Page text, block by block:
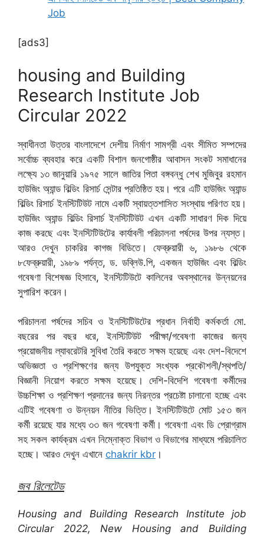
Job
[ads3]
housing and Building
Research Institute Job
Circular 2022
স্বাধীনতা উত্তর বাংলাদেশে দেশীয় নির্মাণ সামগ্রী এবং সীমিত সম্পদের
সর্বোচ্চ ব্যবহার করে একটি বিশাল জনগোষ্ঠীর আবাসন সংকট সমাধানের
লক্ষ্যে ১৩ জানুয়ারি ১৯৭৫ সালে জাতির পিতা বঙ্গবন্ধু শেখ মুজিবুর রহমান
হাউজিং অ্যান্ড বিল্ডিং রিসার্চ সেন্টার প্রতিষ্ঠিত হয়। পরে এটি হাউজিং অ্যান্ড
বিল্ডিং রিসার্চ ইনস্টিটিউট নামে একটি স্বায়ত্তশাসিত সংস্থায় পরিণত হয়।
হাউজিং অ্যান্ড বিল্ডিং রিসার্চ ইনস্টিটিউট এখন একটি সাধারণ দিক দিয়ে
কাজ করছে এবং ইনস্টিটিউটের কার্যাবলী পরিচালনা পর্ষদের উপর ন্যস্ত।
আরও দেখুন চাকরির কাগজ বিডিতে। ফেব্রুয়ারী ৬, ১৯৮৬ থেকে
৮ফেব্রুয়ারী, ১৯৮৯ পর্যন্ত, ড. ডব্লিউ.পি, একজন হাউজিং এবং বিল্ডিং
গবেষণা বিশেষজ্ঞ হিসাবে, ইনস্টিটিউটে কালিনের অবস্থানের উন্নয়নের
সুপারিশ করেন।
পরিচালনা পর্ষদের সচিব ও ইনস্টিটিউটের প্রধান নির্বাহী কর্মকর্তা মো.
বছরের পর বছর ধরে, ইনস্টিটিউট পরীক্ষা/গবেষণা কাজের জন্য
প্রয়োজনীয় ল্যাবরেটরি সুবিধা তৈরি করতে সক্ষম হয়েছে এবং দেশ-বিদেশে
অভিজ্ঞতা ও প্রশিক্ষণের জন্য উপযুক্ত সংখ্যক প্রকৌশলী/স্থপতি/
বিজ্ঞানী নিয়োগ করতে সক্ষম হয়েছে। দেশি-বিদেশি গবেষণা কর্মীদের
উচ্চশিক্ষা ও প্রশিক্ষণ প্রদানের জন্য নিরন্তর প্রচেষ্টা চালানো হচ্ছে এবং
এটিই গবেষণা ও উন্নয়ন নীতির ভিত্তি। ইনস্টিটিউটে মোট ১৫৩ জন
কর্মী রয়েছে যার মধ্যে ৩৩ জন গবেষণা কর্মী। গবেষণা এবং ডি প্রোগ্রাম
সহ সকল কার্যক্রম এখন নিম্নোক্ত বিভাগ ও বিভাগের মাধ্যমে পরিচালিত
হচ্ছে। আরও দেখুন এখানে chakrir kbr ।
জব রিলেটেড
Housing and Building Research Institute job
Circular 2022, New Housing and Building